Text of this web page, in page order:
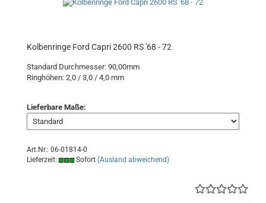
Kolbenringe Ford Capri 2600 RS '68 - 72
Standard Durchmesser: 90,00mm
Ringhöhen: 2,0 / 3,0 / 4,0 mm
Lieferbare Maße:
Art.Nr.: 06-01814-0
Lieferzeit:
Sofort (Ausland abweichend)